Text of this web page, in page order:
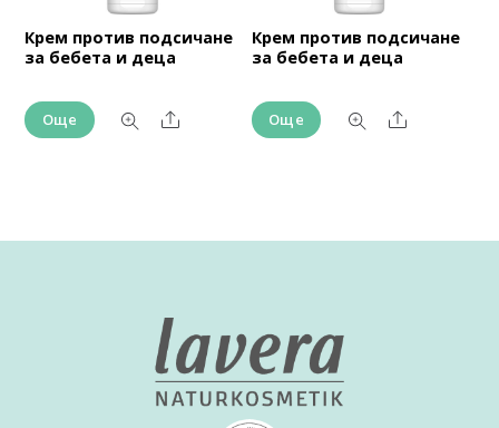
Крем против подсичане
за бебета и деца
Още Share
Крем против подсичане
за бебета и деца
Още Share